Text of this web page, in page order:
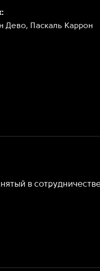
Дево, Паскаль Каррон
в